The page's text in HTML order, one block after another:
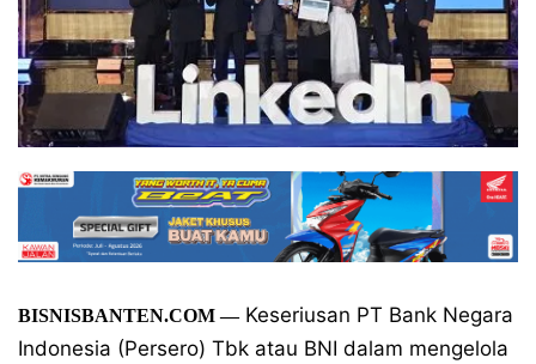
BISNISBANTEN.COM—Keseriusan PT Bank Negara
Indonesia (Persero) Tbk atau BNI dalam mengelola